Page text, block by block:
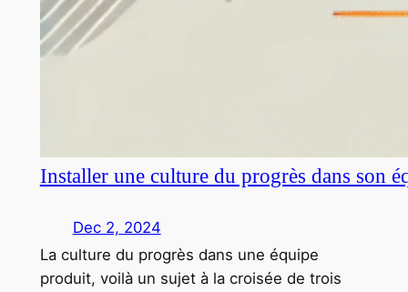
Installer une culture du progrès dans son
Dec 2, 2024
La culture du progrès dans une équipe
produit, voilà un sujet à la croisée de trois